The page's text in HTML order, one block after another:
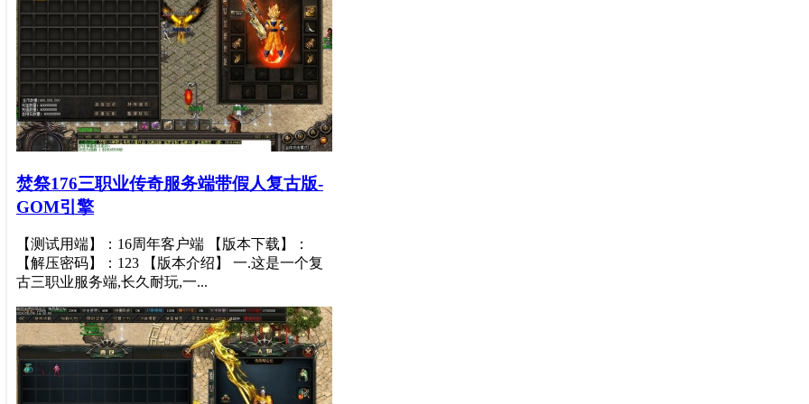
焚祭176三职业传奇服务端带假人复古版-
GOM引擎
【测试用端】：16周年客户端 【版本下载】：
【解压密码】：123 【版本介绍】 一.这是一个复
古三职业服务端,长久耐玩,一...